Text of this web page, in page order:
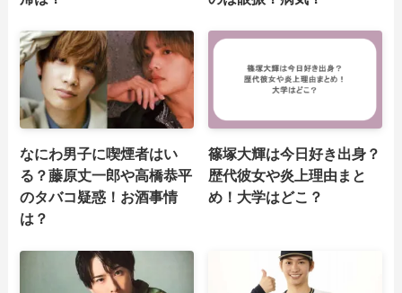
なにわ男子に喫煙者はい
る？藤原丈一郎や高橋恭平
のタバコ疑惑！お酒事情
は？
篠塚大輝は今日好き出身？
歴代彼女や炎上理由まと
め！大学はどこ？